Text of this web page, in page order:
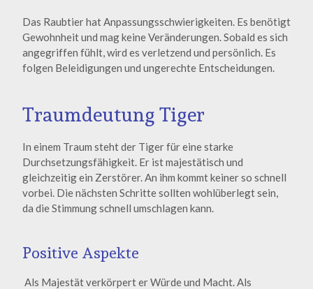
Das Raubtier hat Anpassungsschwierigkeiten. Es benötigt
Gewohnheit und mag keine Veränderungen. Sobald es sich
angegriffen fühlt, wird es verletzend und persönlich. Es
folgen Beleidigungen und ungerechte Entscheidungen.
Traumdeutung Tiger
In einem Traum steht der Tiger für eine starke
Durchsetzungsfähigkeit. Er ist majestätisch und
gleichzeitig ein Zerstörer. An ihm kommt keiner so schnell
vorbei. Die nächsten Schritte sollten wohlüberlegt sein,
da die Stimmung schnell umschlagen kann.
Positive Aspekte
Als Majestät verkörpert er Würde und Macht. Als